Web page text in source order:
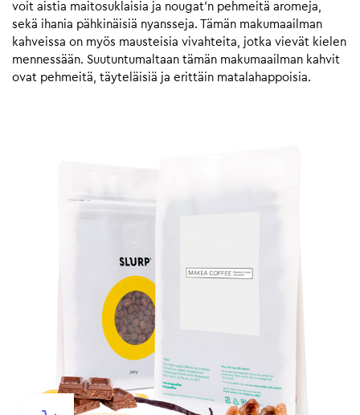
voit aistia maitosuklaisia ja nougat’n pehmeitä aromeja,
sekä ihania pähkinäisiä nyansseja. Tämän makumaailman
kahveissa on myös mausteisia vivahteita, jotka vievät kielen
mennessään. Suutuntumaltaan tämän makumaailman kahvit
ovat pehmeitä, täyteläisiä ja erittäin matalahappoisia.